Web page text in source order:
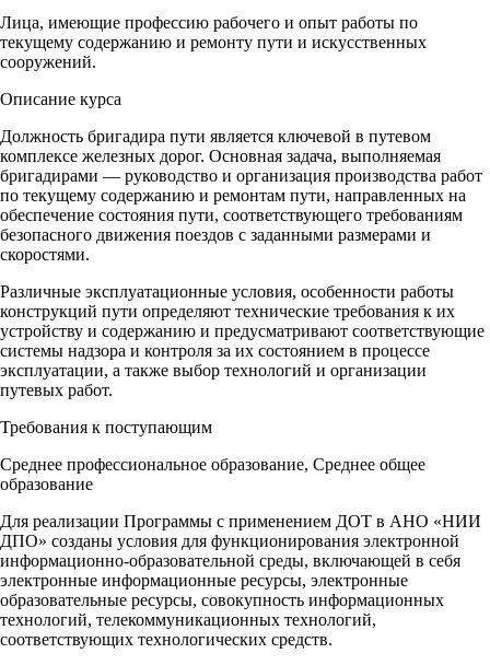
Лица, имеющие профессию рабочего и опыт работы по
текущему содержанию и ремонту пути и искусственных
сооружений.
Описание курса
Должность бригадира пути является ключевой в путевом
комплексе железных дорог. Основная задача, выполняемая
бригадирами — руководство и организация производства работ
по текущему содержанию и ремонтам пути, направленных на
обеспечение состояния пути, соответствующего требованиям
безопасного движения поездов с заданными размерами и
скоростями.
Различные эксплуатационные условия, особенности работы
конструкций пути определяют технические требования к их
устройству и содержанию и предусматривают соответствующие
системы надзора и контроля за их состоянием в процессе
эксплуатации, а также выбор технологий и организации
путевых работ.
Требования к поступающим
Среднее профессиональное образование, Среднее общее
образование
Для реализации Программы с применением ДОТ в АНО «НИИ
ДПО» созданы условия для функционирования электронной
информационно-образовательной среды, включающей в себя
электронные информационные ресурсы, электронные
образовательные ресурсы, совокупность информационных
технологий, телекоммуникационных технологий,
соответствующих технологических средств.